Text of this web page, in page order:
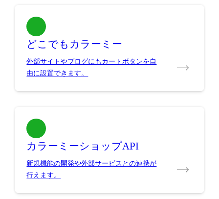
どこでもカラーミー
外部サイトやブログにもカートボタンを自
由に設置できます。
カラーミーショップAPI
新規機能の開発や外部サービスとの連携が
行えます。